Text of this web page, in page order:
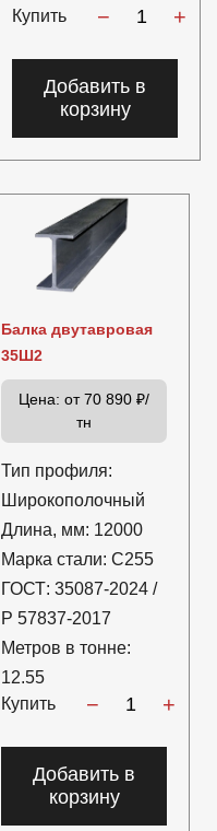
Купить
− +
Добавить в
корзину
Балка двутавровая
35Ш2
Цена: от 70 890 ₽/
тн
Тип профиля:
Широкополочный
Длина, мм: 12000
Марка стали: С255
ГОСТ: 35087-2024 /
Р 57837-2017
Метров в тонне:
12.55
Купить
− +
Добавить в
корзину